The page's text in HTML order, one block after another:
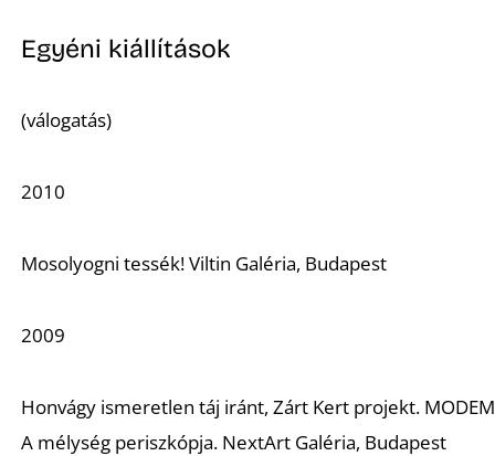
Egyéni kiállítások
(válogatás)
2010
Mosolyogni tessék!Viltin Galéria, Budapest
2009
Honvágy ismeretlen táj iránt, Zárt Kert projekt.
A mélység periszkópja. NextArt Galéria, Budapest